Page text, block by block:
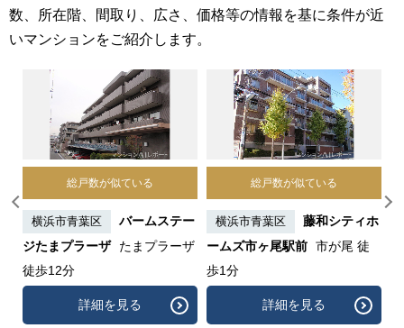
数、所在階、間取り、広さ、価格等の情報を基に条件が近
いマンションをご紹介します。
総戸数が似ている
横浜市青葉区
バームステー
ジたまプラーザ たまプラーザ
徒歩12分
詳細を見る
総戸数が似ている
横浜市青葉区
藤和シティホ
ームズ市ヶ尾駅前 市が尾 徒
歩1分
詳細を見る